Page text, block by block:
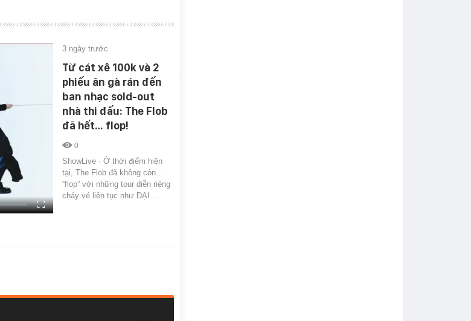
3 ngày trước
Từ cát xê 100k và 2
phiếu ăn gà rán đến
ban nhạc sold-out
nhà thi đấu: The Flob
đã hết… flop!
0
ShowLive · Ở thời điểm hiện
tại, The Flob đã không còn…
“flop” với những tour diễn riêng
cháy vé liên tục như ĐẠI…